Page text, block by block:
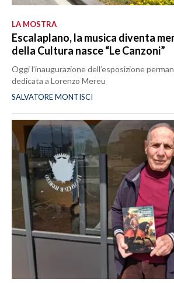
LA MOSTRA
Escalaplano, la musica diventa
della Cultura nasce “Le Canzoni”
Oggi l’inaugurazione dell’esposizione
dedicata a Lorenzo Mereu
SALVATORE MONTISCI